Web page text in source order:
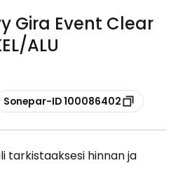
Gira Event Clear
ALU
Sonepar-ID 100086402
tarkistaaksesi hinnan ja